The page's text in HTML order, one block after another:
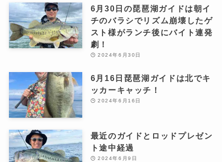
6月30日の琵琶湖ガイドは朝イ
チのバラシでリズム崩壊したゲ
スト様がランチ後にバイト連発
劇！
2024年6月30日
6月16日琵琶湖ガイドは北でキ
ッカーキャッチ！
2024年6月16日
最近のガイドとロッドプレゼン
ト途中経過
2024年6月9日